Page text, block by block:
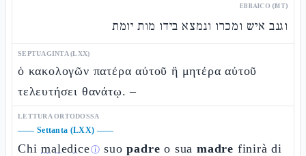
EBRAICO (MT)
וגנב איש ומכרו ונמצא בידו מות יומת
SEPTUAGINTA (LXX)
ὁ κακολογῶν πατέρα αὐτοῦ ἢ μητέρα αὐτοῦ
τελευτήσει θανάτῳ. –
LETTURA ORTODOSSA
—— Settanta (LXX) ——
Chimalediceⓘ suopadre o suamadre finirà di